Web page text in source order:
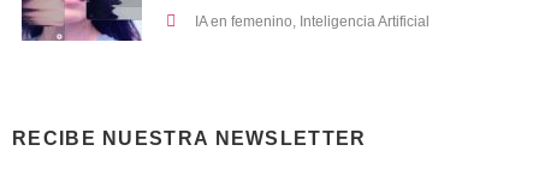
IA en femenino Inteligencia Artificial
RECIBE NUESTRA NEWSLETTER